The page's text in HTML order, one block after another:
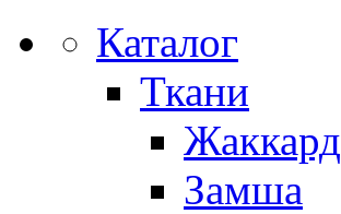
Каталог
Ткани
Жаккард
Замша